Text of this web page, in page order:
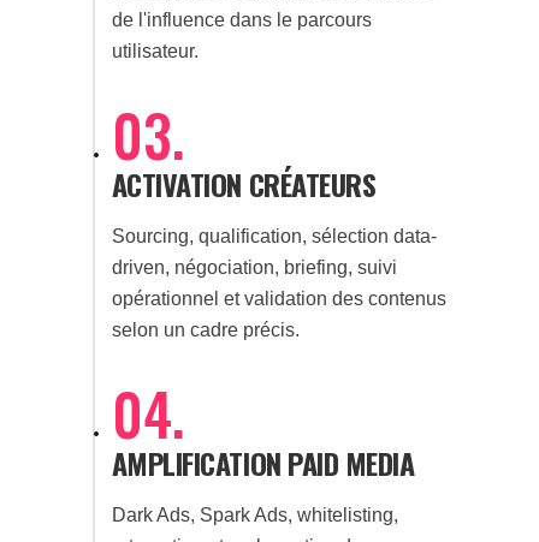
de l'influence dans le parcours
utilisateur.
03.
ACTIVATION CRÉATEURS
Sourcing, qualification, sélection data-
driven, négociation, briefing, suivi
opérationnel et validation des contenus
selon un cadre précis.
04.
AMPLIFICATION PAID MEDIA
Dark Ads, Spark Ads, whitelisting,